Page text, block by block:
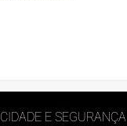
E SEGURANÇA